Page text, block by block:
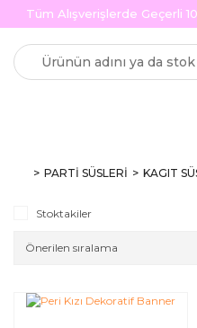
Tüm Alışverişlerde Geçerli
PARTİ SÜSLERİ KAGIT
Stoktakiler